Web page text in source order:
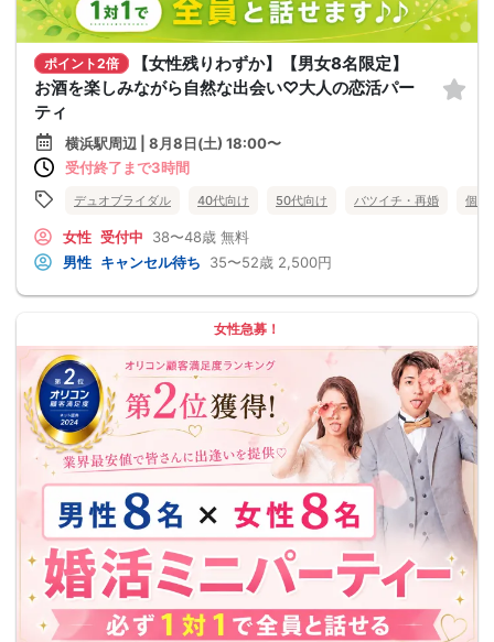
ポイント2倍
【女性残りわずか】【男女8名限定】
お酒を楽しみながら自然な出会い♡大人の恋活パー
ティ
横浜駅周辺 | 8月8日(土) 18:00〜
受付終了まで3時間
デュオブライダル 40代向け 50代向け バツイチ・再婚 個室
女性 受付中 38〜48歳 無料
男性 キャンセル待ち 35〜52歳 2,500円
女性急募！